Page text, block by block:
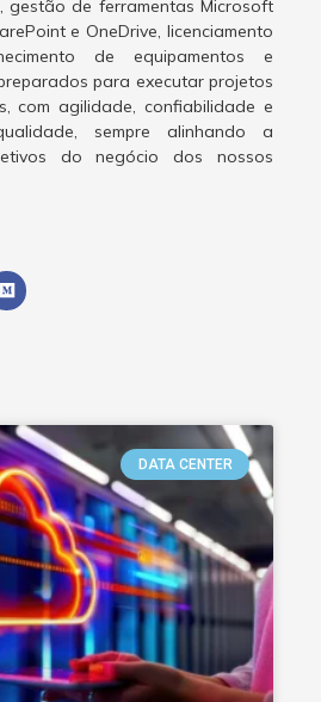
gestão de ferramentas Microsoft
e OneDrive, licenciamento
de equipamentos e
para executar projetos
com agilidade, confiabilidade e
sempre alinhando a
do negócio dos nossos
DATA CENTER